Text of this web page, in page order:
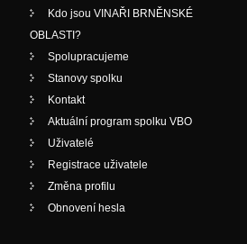
Kdo jsou VINAŘI BRNĚNSKÉ
OBLASTI?
Spolupracujeme
Stanovy spolku
Kontakt
Aktuální program spolku VBO
Uživatelé
Registrace uživatele
Změna profilu
Obnovení hesla